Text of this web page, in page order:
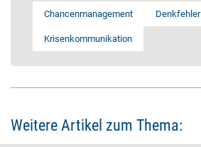
Chancenmanagement Denkfehler
Krisenkommunikation
Weitere Artikel zum Thema: